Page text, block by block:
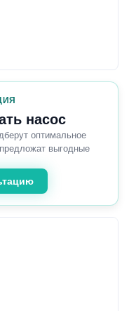
насос
оптимальное
выгодные